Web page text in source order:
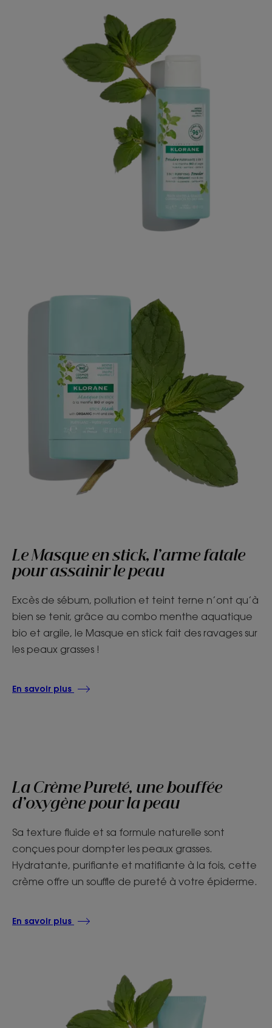
Le Masque en stick, l’arme fatale
pour assainir le peau
Excès de sébum, pollution et teint terne n’ont qu’à
bien se tenir, grâce au combo menthe aquatique
bio et argile, le Masque en stick fait des ravages sur
les peaux grasses !
En savoir plus
La Crème Pureté, une bouffée
d’oxygène pour la peau
Sa texture fluide et sa formule naturelle sont
conçues pour dompter les peaux grasses.
Hydratante, purifiante et matifiante à la fois, cette
crème offre un souffle de pureté à votre épiderme.
En savoir plus